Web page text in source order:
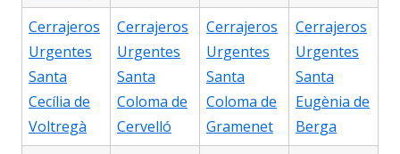
Cerrajeros
Urgentes
Santa
Cecília de
Voltregà
Cerrajeros
Urgentes
Santa
Coloma de
Cervelló
Cerrajeros
Urgentes
Santa
Coloma de
Gramenet
Cerrajeros
Urgentes
Santa
Eugènia de
Berga